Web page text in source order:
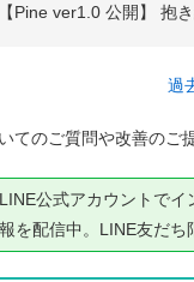
【Pine ver1.0 公開】 抱
過
てのご質問や改善のご
LINE公式アカウントで
報を配信中。LINE友だち